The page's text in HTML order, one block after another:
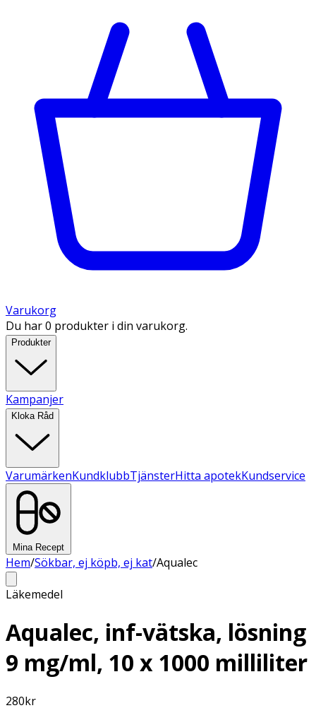
Varukorg
Du har 0 produkter i din varukorg.
Produkter
Kampanjer
Kloka Råd
VarumärkenKundklubbTjänsterHitta apotekKundservice
Mina Recept
Hem/Sökbar, ej köpb, ej kat/Aqualec
Läkemedel
Aqualec, inf-vätska, lösning
9 mg/ml, 10 x 1000 milliliter
280kr